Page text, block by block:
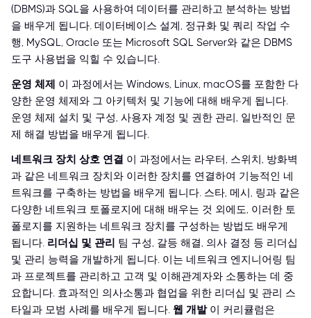
(DBMS)과 SQL을 사용하여 데이터를 관리하고 분석하는 방법
을 배우게 됩니다. 데이터베이스 설계, 정규화 및 쿼리 작업 수
행, MySQL, Oracle 또는 Microsoft SQL Server와 같은 DBMS
도구 사용법을 익힐 수 있습니다.
운영 체제 이 과정에서는 Windows, Linux, macOS를 포함한 다
양한 운영 체제와 그 아키텍처 및 기능에 대해 배우게 됩니다.
운영 체제 설치 및 구성, 사용자 계정 및 권한 관리, 일반적인 문
제 해결 방법을 배우게 됩니다.
네트워크 장치 상호 연결 이 과정에서는 라우터, 스위치, 방화벽
과 같은 네트워크 장치와 이러한 장치를 연결하여 기능적인 네
트워크를 구축하는 방법을 배우게 됩니다. 스타, 메시, 링과 같은
다양한 네트워크 토폴로지에 대해 배우는 것 외에도, 이러한 토
폴로지를 지원하는 네트워크 장치를 구성하는 방법도 배우게
됩니다. 리더십 및 관리 팀 구성, 갈등 해결, 의사 결정 등 리더십
및 관리 능력을 개발하게 됩니다. 이는 네트워크 엔지니어링 팀
과 프로젝트를 관리하고 고객 및 이해관계자와 소통하는 데 중
요합니다. 효과적인 의사소통과 협업을 위한 리더십 및 관리 스
타일과 모범 사례를 배우게 됩니다. 웹 개발 이 커리큘럼은